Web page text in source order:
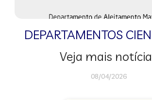
DEPARTAMENTOS
Veja mais
08/04/2026